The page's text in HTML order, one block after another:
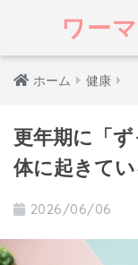
ワー
ホーム 健康
更年期に「
体に起きて
2026/06/06